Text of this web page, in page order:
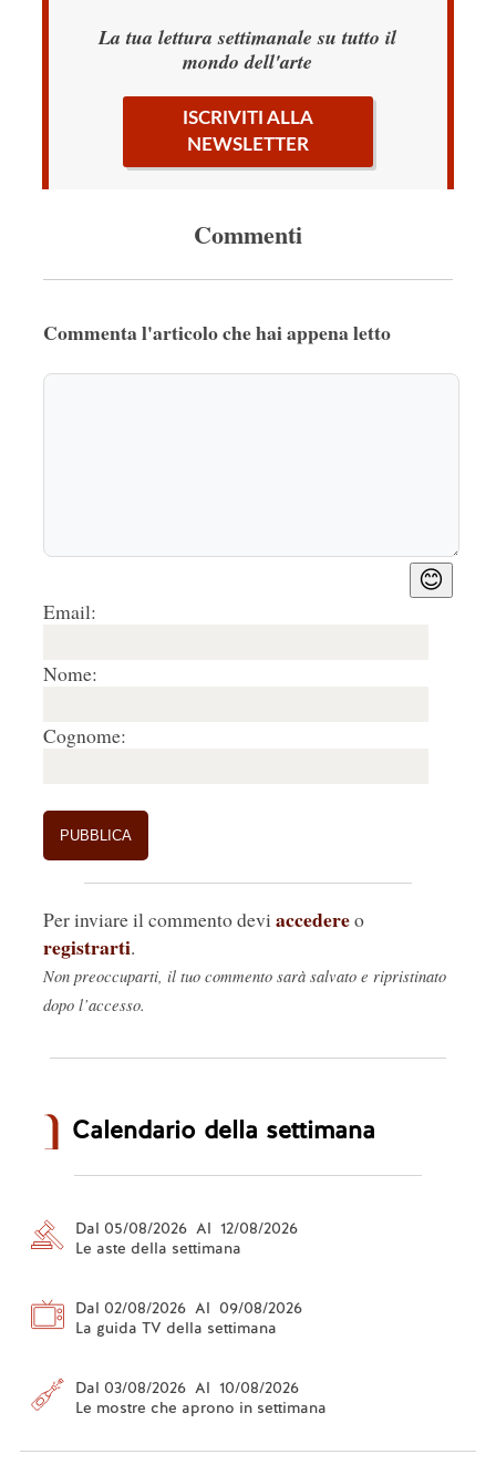
La tua lettura settimanale su tutto il
mondo dell'arte
ISCRIVITI ALLA
NEWSLETTER
Commenti
Commenta l'articolo che hai appena letto
😊
Email:
Nome:
Cognome:
Per inviare il commento devi accedereo
registrarti.
Non preoccuparti, il tuo commento sarà salvato e ripristinato
dopo l’accesso.
Calendario della settimana
Dal 05/08/2026 Al 12/08/2026
Le aste della settimana
Dal 02/08/2026 Al 09/08/2026
La guida TV della settimana
Dal 03/08/2026 Al 10/08/2026
Le mostre che aprono in settimana